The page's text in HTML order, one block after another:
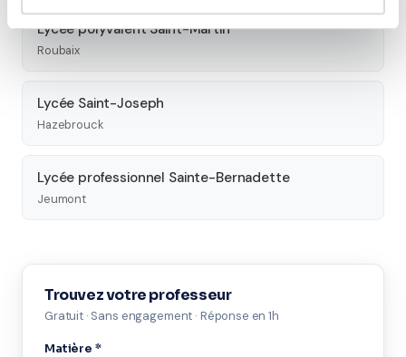
Lycée polyvalent Saint-Martin
Roubaix
Lycée Saint-Joseph
Hazebrouck
Lycée professionnel Sainte-Bernadette
Jeumont
Trouvez votre professeur
Gratuit · Sans engagement · Réponse en 1h
Matière *